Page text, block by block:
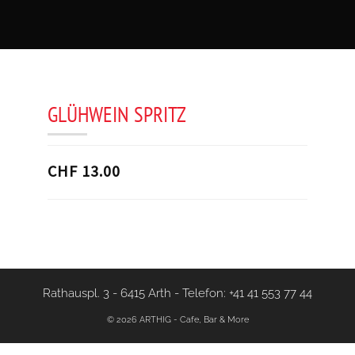
GLÜHWEIN SPRITZ
CHF 13.00
Rathauspl. 3 - 6415 Arth - Telefon: +41 41 553 77 44
© 2026 ARTHIG - Cafe, Bar & More